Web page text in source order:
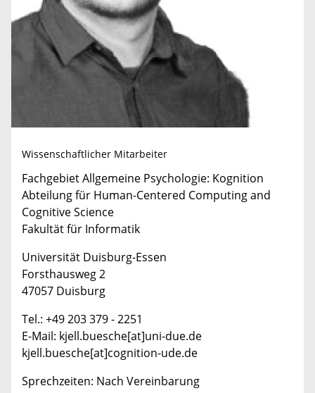
Wissenschaftlicher Mitarbeiter
Fachgebiet Allgemeine Psychologie: Kognition
Abteilung für Human-Centered Computing and
Cognitive Science
Fakultät für Informatik
Universität Duisburg-Essen
Forsthausweg 2
47057 Duisburg
Tel.: +49 203 379 - 2251
E-Mail: kjell.buesche[at]uni-due.de
kjell.buesche[at]cognition-ude.de
Sprechzeiten: Nach Vereinbarung